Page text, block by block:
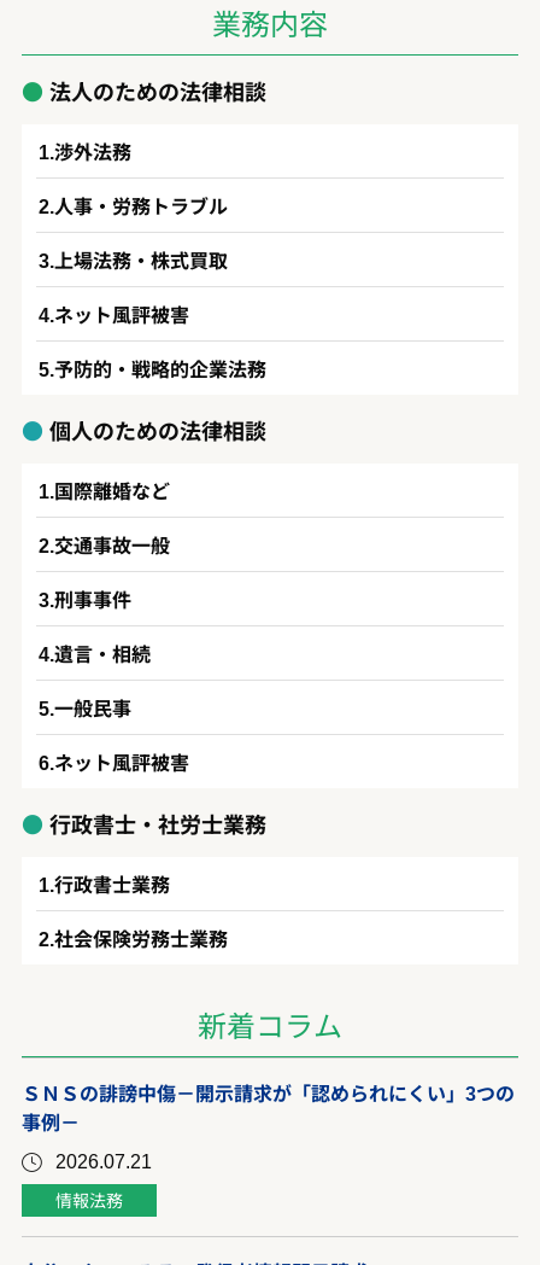
業務内容
法人のための法律相談
渉外法務
人事・労務トラブル
上場法務・株式買取
ネット風評被害
予防的・戦略的企業法務
個人のための法律相談
国際離婚など
交通事故一般
刑事事件
遺言・相続
一般民事
ネット風評被害
行政書士・社労士業務
行政書士業務
社会保険労務士業務
新着コラム
ＳＮＳの誹謗中傷－開示請求が「認められにくい」3つの
事例－
2026.07.21
情報法務